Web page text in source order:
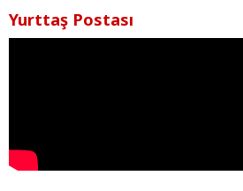
Yurttaş Postası